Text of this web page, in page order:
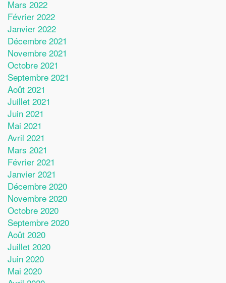
Mars 2022
Février 2022
Janvier 2022
Décembre 2021
Novembre 2021
Octobre 2021
Septembre 2021
Août 2021
Juillet 2021
Juin 2021
Mai 2021
Avril 2021
Mars 2021
Février 2021
Janvier 2021
Décembre 2020
Novembre 2020
Octobre 2020
Septembre 2020
Août 2020
Juillet 2020
Juin 2020
Mai 2020